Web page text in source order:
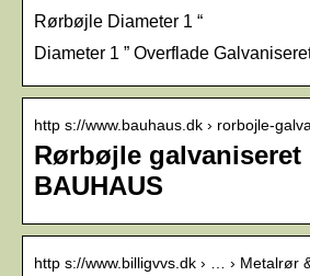
Rørbøjle Diameter 1 “
Diameter 1 ” Overflade
http s://www.bauhaus.dk › rorbojle-
Rørbøjle galvaniseret
BAUHAUS
http s://www.billigvvs.dk › … › Metalrør